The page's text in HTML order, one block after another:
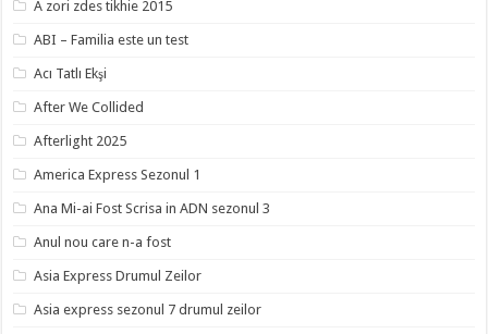
A zori zdes tikhie 2015
ABI – Familia este un test
Acı Tatlı Ekşi
After We Collided
Afterlight 2025
America Express Sezonul 1
Ana Mi-ai Fost Scrisa in ADN sezonul 3
Anul nou care n-a fost
Asia Express Drumul Zeilor
Asia express sezonul 7 drumul zeilor